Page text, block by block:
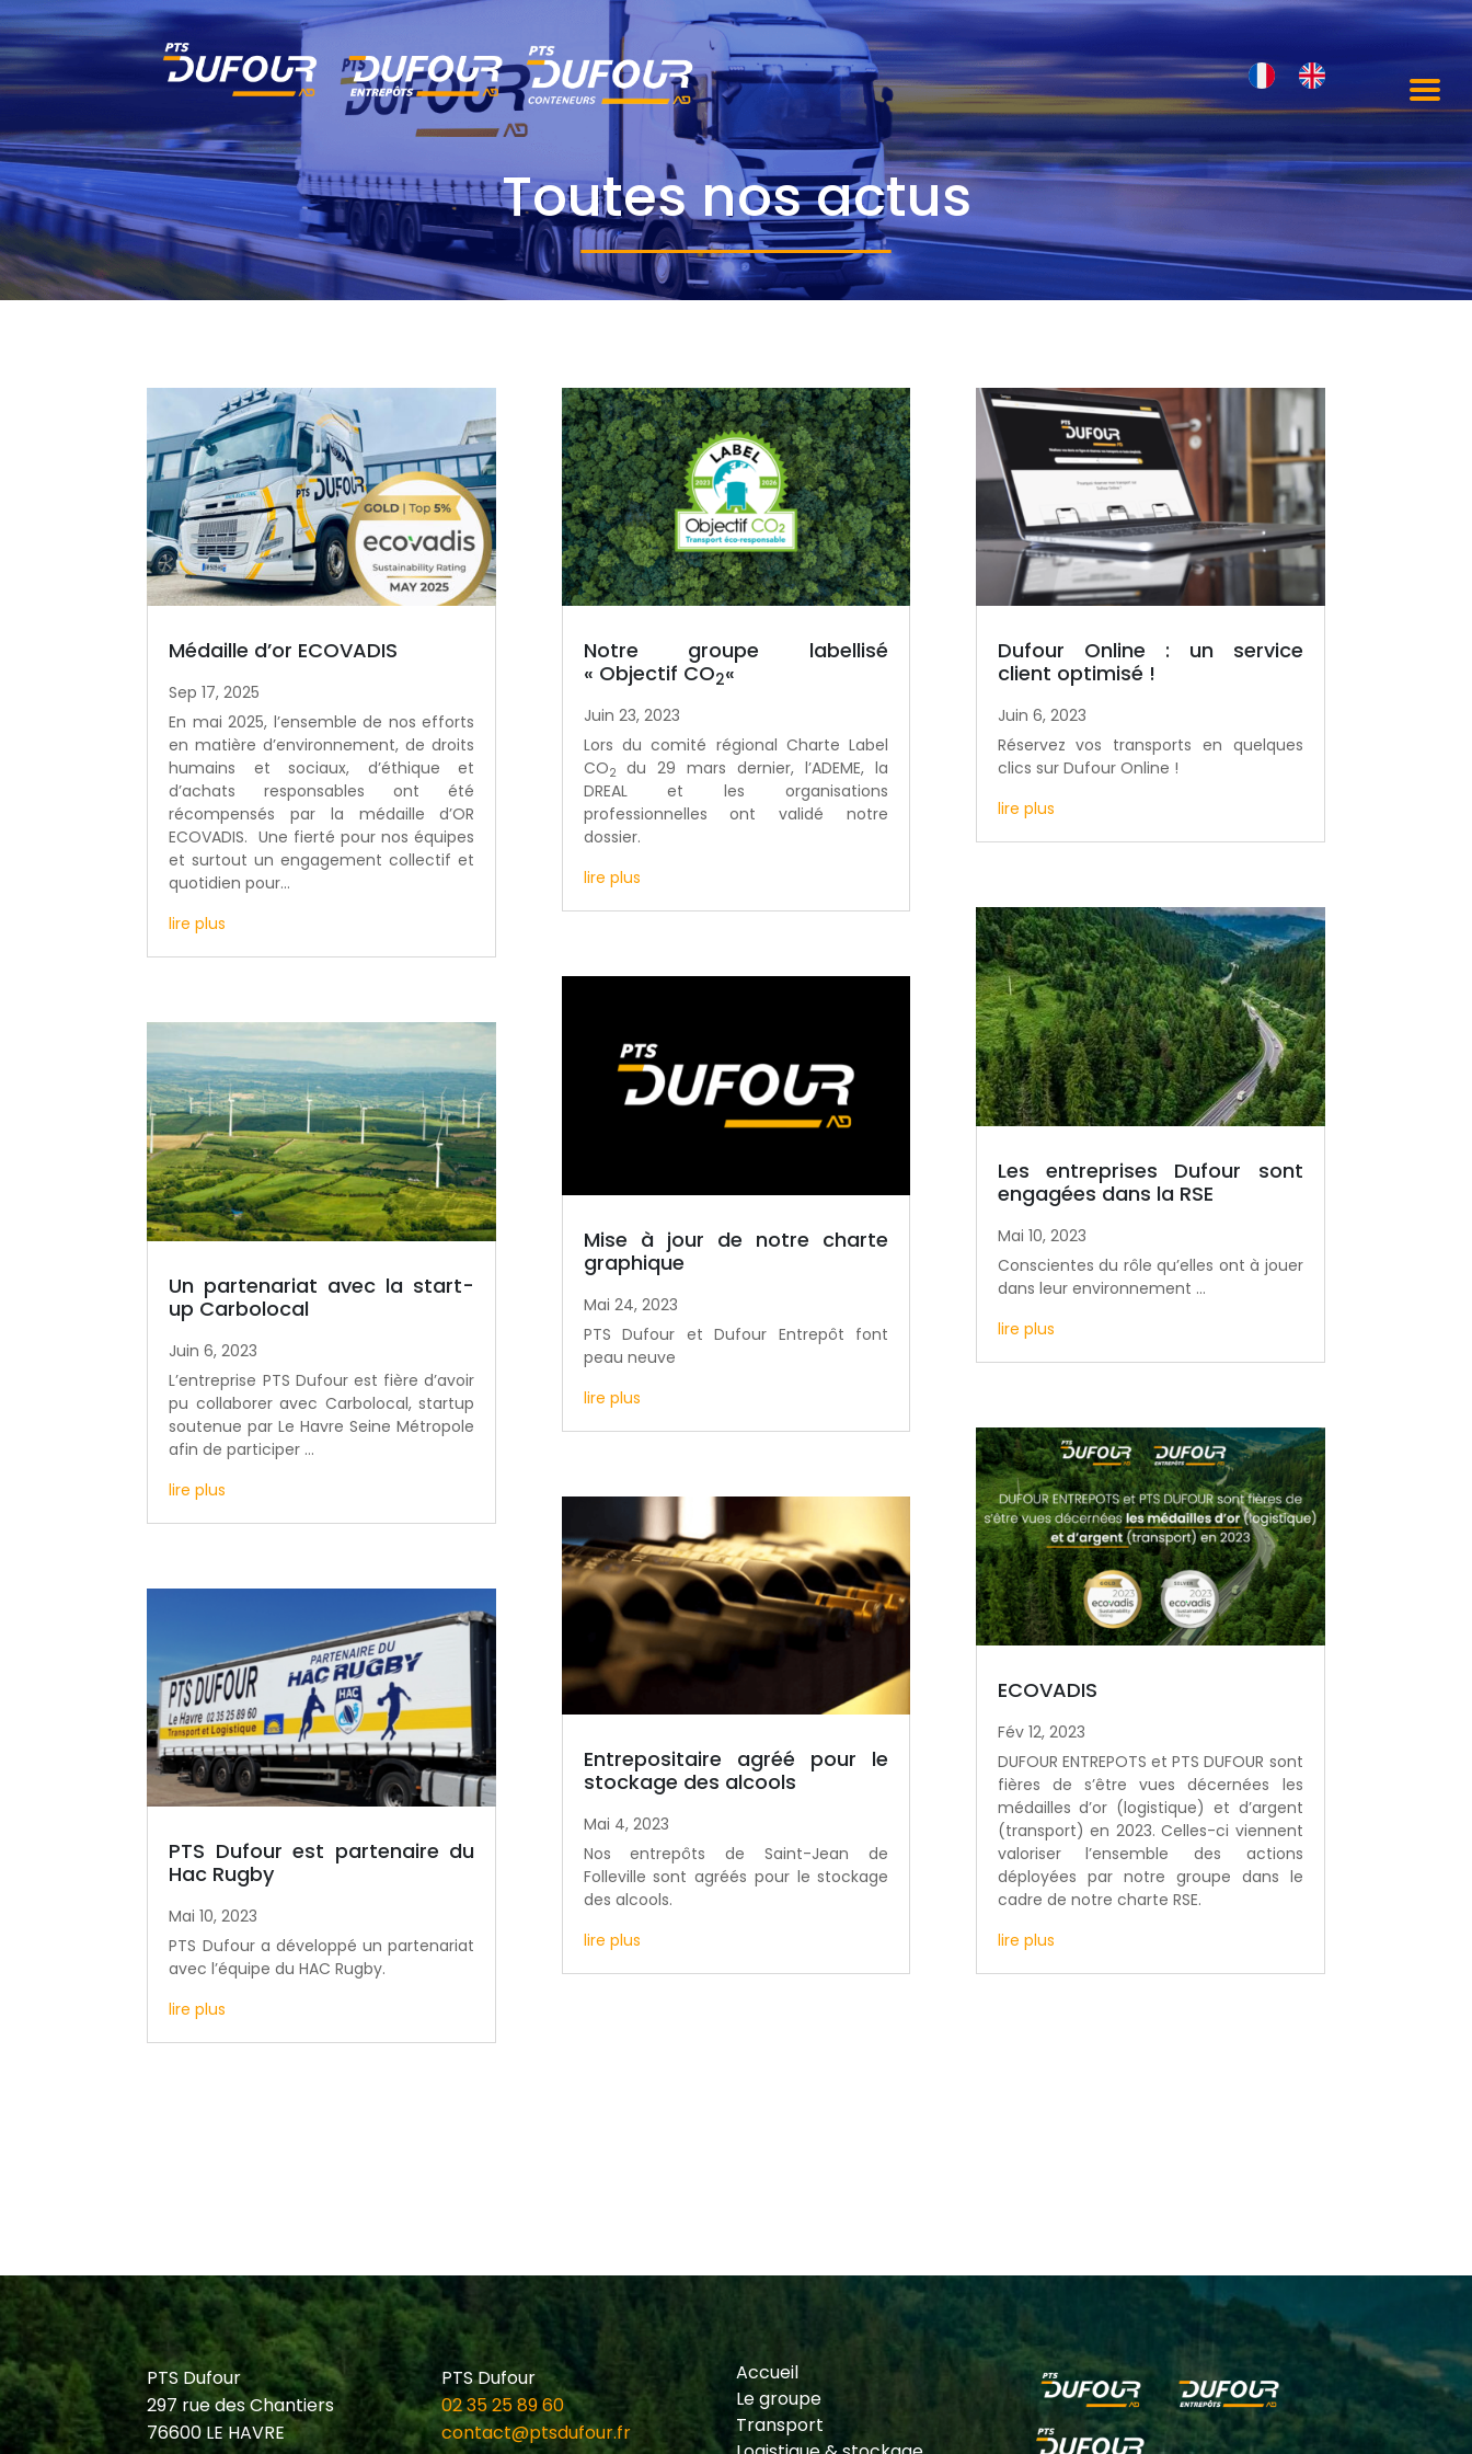
Toutes nos actus
Médaille d’or ECOVADIS
Sep 17, 2025
En mai 2025, l’ensemble de nos efforts
en matière d’environnement, de droits
humains et sociaux, d’éthique et
d’achats responsables ont été
récompensés par la médaille d’OR
ECOVADIS. Une fierté pour nos équipes
et surtout un engagement collectif et
quotidien pour...
lire plus
Un partenariat avec la start-
up Carbolocal
Juin 6, 2023
L’entreprise PTS Dufour est fière d’avoir
pu collaborer avec Carbolocal, startup
soutenue par Le Havre Seine Métropole
afin de participer …
lire plus
PTS Dufour est partenaire du
Hac Rugby
Mai 10, 2023
PTS Dufour a développé un partenariat
avec l’équipe du HAC Rugby.
lire plus
Notre groupe labellisé
« Objectif CO2«
Juin 23, 2023
Lors du comité régional Charte Label
CO2
du 29 mars dernier, l’ADEME, la
DREAL et les organisations
professionnelles ont validé notre
dossier.
lire plus
Mise à jour de notre charte
graphique
Mai 24, 2023
PTS Dufour et Dufour Entrepôt font
peau neuve
lire plus
Entrepositaire agréé pour le
stockage des alcools
Mai 4, 2023
Nos entrepôts de Saint-Jean de
Folleville sont agréés pour le stockage
des alcools.
lire plus
Dufour Online : un service
client optimisé !
Juin 6, 2023
Réservez vos transports en quelques
clics sur Dufour Online !
lire plus
Les entreprises Dufour sont
engagées dans la RSE
Mai 10, 2023
Conscientes du rôle qu’elles ont à jouer
dans leur environnement …
lire plus
ECOVADIS
Fév 12, 2023
DUFOUR ENTREPOTS et PTS DUFOUR sont
fières de s’être vues décernées les
médailles d’or (logistique) et d’argent
(transport) en 2023. Celles-ci viennent
valoriser l’ensemble des actions
déployées par notre groupe dans le
cadre de notre charte RSE.
lire plus
PTS Dufour
297 rue des Chantiers
76600 LE HAVRE
PTS Dufour
02 35 25 89 60
contact@ptsdufour.fr
Accueil
Le groupe
Transport